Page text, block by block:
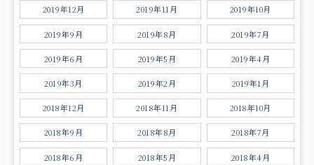
2019年12月 2019年11月 2019年10月
2019年9月 2019年8月 2019年7月
2019年6月 2019年5月 2019年4月
2019年3月 2019年2月 2019年1月
2018年12月 2018年11月 2018年10月
2018年9月 2018年8月 2018年7月
2018年6月 2018年5月 2018年4月